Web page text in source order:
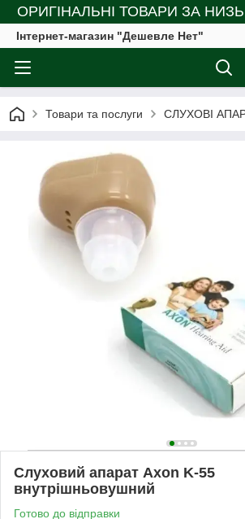
ОРИГІНАЛЬНІ ТОВАРИ ЗА
Інтернет-магазин "Дешевле Нет"
Товари та послуги СЛУХОВІ
Слуховий апарат Axon K-55
внутрішньовушний
Готово до відправки